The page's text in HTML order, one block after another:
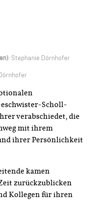
: Stephanie Dörnhofer
Scholl-
verabschiedet, die
mit ihrem
ihrer Persönlichkeit
kamen
zurückzublicken
Kollegen für ihren